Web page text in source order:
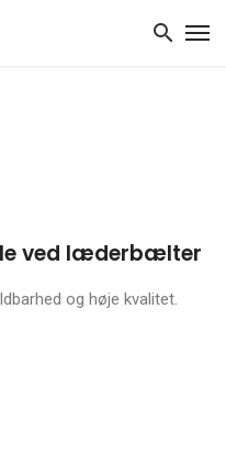
ved læderbælter
og høje kvalitet.